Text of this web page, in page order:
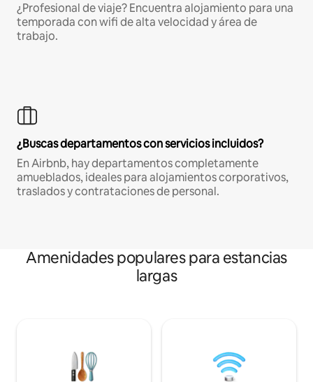
¿Profesional de viaje? Encuentra alojamiento para una
temporada con wifi de alta velocidad y área de
trabajo.
¿Buscas departamentos con servicios incluidos?
En Airbnb, hay departamentos completamente
amueblados, ideales para alojamientos corporativos,
traslados y contrataciones de personal.
Amenidades populares para estancias
largas